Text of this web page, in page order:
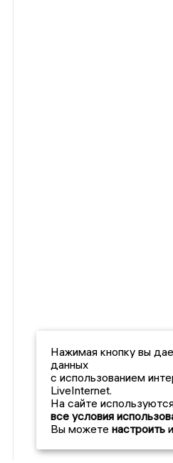
Нажимая кнопку вы
данных
с использованием
LiveInternet.
На сайте
все условия
Вы можете настроить